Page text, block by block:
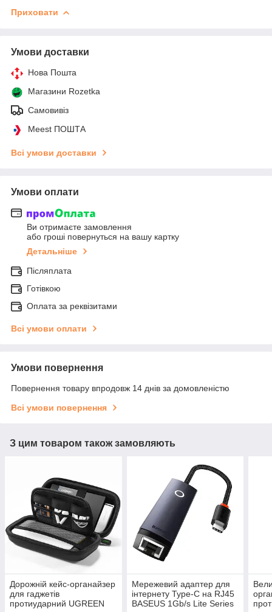
Приховати
Умови доставки
Нова Пошта
Магазини Rozetka
Самовивіз
Meest ПОШТА
Всі умови доставки
Умови оплати
Ви отримаєте замовлення
або гроші повернуться на вашу картку
Детальніше
Післяплата
Готівкою
Оплата за реквізитами
Всі умови оплати
Умови повернення
Повернення товару впродовж 14 днів за домовленістю
Всі умови повернення
З цим товаром також замовляють
Дорожній кейс-органайзер
для гаджетів
протиударний UGREEN
Мережевий адаптер для
інтернету Type-C на RJ45
BASEUS 1Gb/s Lite Series